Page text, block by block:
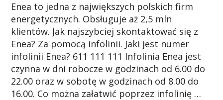
Enea to jedna z największych polskich firm
energetycznych. Obsługuje aż 2,5 mln
klientów. Jak najszybciej skontaktować się z
Enea? Za pomocą infolinii. Jaki jest numer
infolinii Enea? 611 111 111 Infolinia Enea jest
czynna w dni robocze w godzinach od 6.00 do
22.00 oraz w sobotę w godzinach od 8.00 do
16.00. Co można załatwić poprzez infolinię …